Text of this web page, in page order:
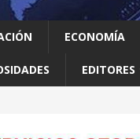
ECONOMÍA
EDITORES